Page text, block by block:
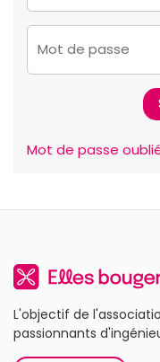
Mot de passe
Mot de passe
L'objectif de
passionnants